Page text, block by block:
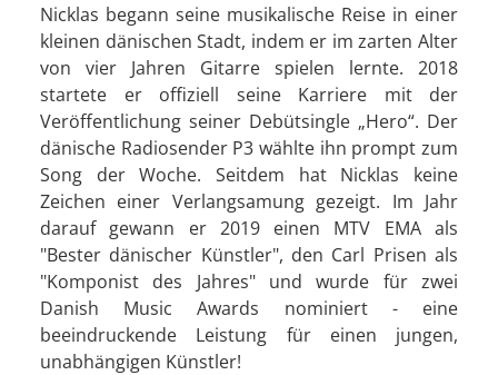
Nicklas begann seine musikalische Reise in einer
kleinen dänischen Stadt, indem er im zarten Alter
von vier Jahren Gitarre spielen lernte. 2018
startete er offiziell seine Karriere mit der
Veröffentlichung seiner Debütsingle „Hero“. Der
dänische Radiosender P3 wählte ihn prompt zum
Song der Woche. Seitdem hat Nicklas keine
Zeichen einer Verlangsamung gezeigt. Im Jahr
darauf gewann er 2019 einen MTV EMA als
"Bester dänischer Künstler", den Carl Prisen als
"Komponist des Jahres" und wurde für zwei
Danish Music Awards nominiert - eine
beeindruckende Leistung für einen jungen,
unabhängigen Künstler!